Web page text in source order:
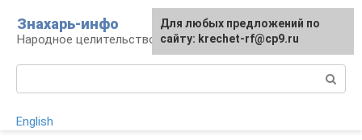
контенту
Знахарь-инфо
Народное целительство: рецепты и методы
English
Для любых предложений по
сайту: krechet-rf@cp9.ru